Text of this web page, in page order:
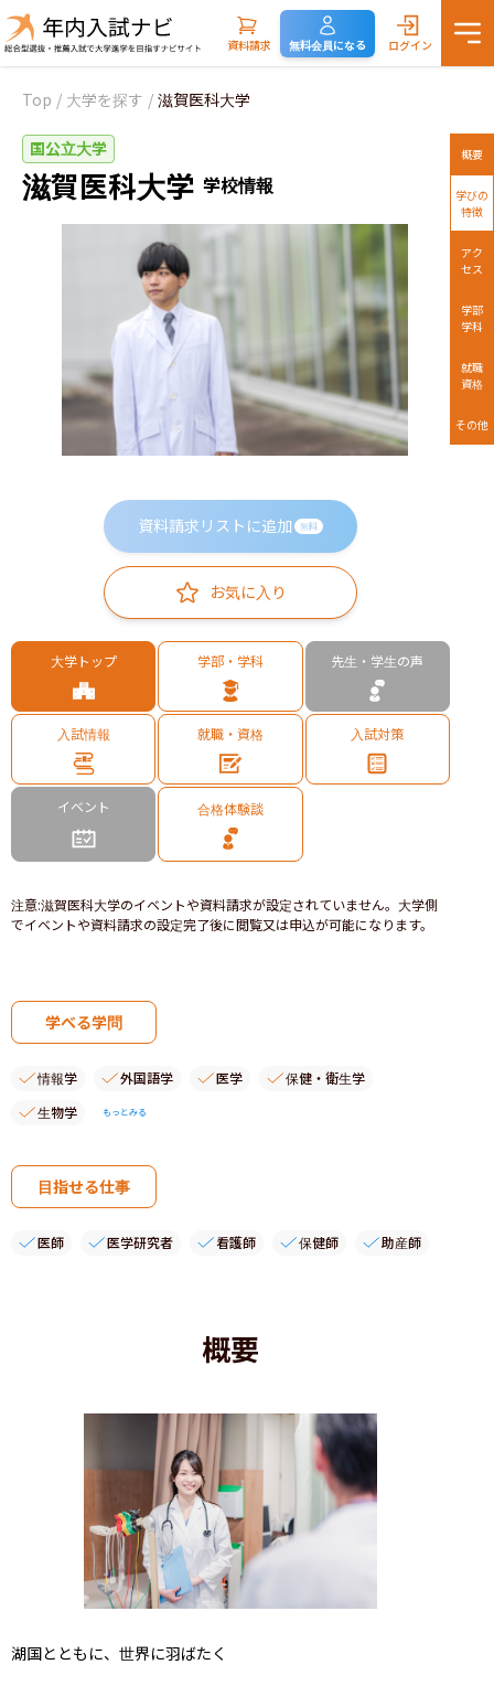
資料請求 無料会員になる ログイン
Top / 大学を探す / 滋賀医科大学
国公立大学
滋賀医科大学 学校情報
資料請求リストに追加 無料
お気に入り
大学トップ 学部・学科 先生・学生の声
入試情報 就職・資格 入試対策
イベント 合格体験談
注意:滋賀医科大学のイベントや資料請求が設定されていません。大学側
でイベントや資料請求の設定完了後に閲覧又は申込が可能になります。
学べる学問
情報学 外国語学 医学
保健・衛生学
生物学
もっとみる
目指せる仕事
医師 医学研究者 看護師 保健師 助産師
概要
湖国とともに、世界に羽ばたく
概要
学びの
特徴
アク
セス
学部
学科
就職
資格
その他